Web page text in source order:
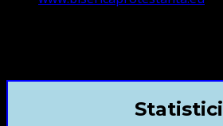
Statistici